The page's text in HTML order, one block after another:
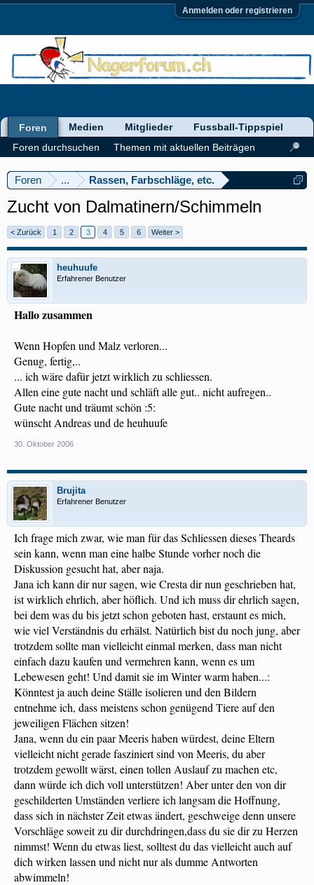
Anmelden oder registrieren
Foren ... Rassen, Farbschläge, etc.
Zucht von Dalmatinern/Schimmeln
< Zurück 1 2 3 4 5 6 Weiter >
heuhuufe
Erfahrener Benutzer
Hallo zusammen
Wenn Hopfen und Malz verloren...
Genug, fertig,..
... ich wäre dafür jetzt wirklich zu schliessen.
Allen eine gute nacht und schläft alle gut.. nicht aufregen..
Gute nacht und träumt schön :5:
wünscht Andreas und de heuhuufe
30. Oktober 2006
Brujita
Erfahrener Benutzer
Ich frage mich zwar, wie man für das Schliessen dieses Theards
sein kann, wenn man eine halbe Stunde vorher noch die
Diskussion gesucht hat, aber naja.
Jana ich kann dir nur sagen, wie Cresta dir nun geschrieben hat,
ist wirklich ehrlich, aber höflich. Und ich muss dir ehrlich sagen,
bei dem was du bis jetzt schon geboten hast, erstaunt es mich,
wie viel Verständnis du erhälst. Natürlich bist du noch jung, aber
trotzdem sollte man vielleicht einmal merken, dass man nicht
einfach dazu kaufen und vermehren kann, wenn es um
Lebewesen geht! Und damit sie im Winter warm haben...:
Könntest ja auch deine Ställe isolieren und den Bildern
entnehme ich, dass meistens schon genügend Tiere auf den
jeweiligen Flächen sitzen!
Jana, wenn du ein paar Meeris haben würdest, deine Eltern
vielleicht nicht gerade fasziniert sind von Meeris, du aber
trotzdem gewollt wärst, einen tollen Auslauf zu machen etc,
dann würde ich dich voll unterstützen! Aber unter den von dir
geschilderten Umständen verliere ich langsam die Hoffnung,
dass sich in nächster Zeit etwas ändert, geschweige denn unsere
Vorschläge soweit zu dir durchdringen,dass du sie dir zu Herzen
nimmst! Wenn du etwas liest, solltest du das vielleicht auch auf
dich wirken lassen und nicht nur als dumme Antworten
abwimmeln!
Foren
Foren durchsuchen
Themen mit aktuellen Beiträgen
Medien Mitglieder Fussball-Tippspiel